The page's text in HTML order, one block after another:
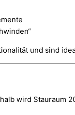
und sind
wird Stauraum